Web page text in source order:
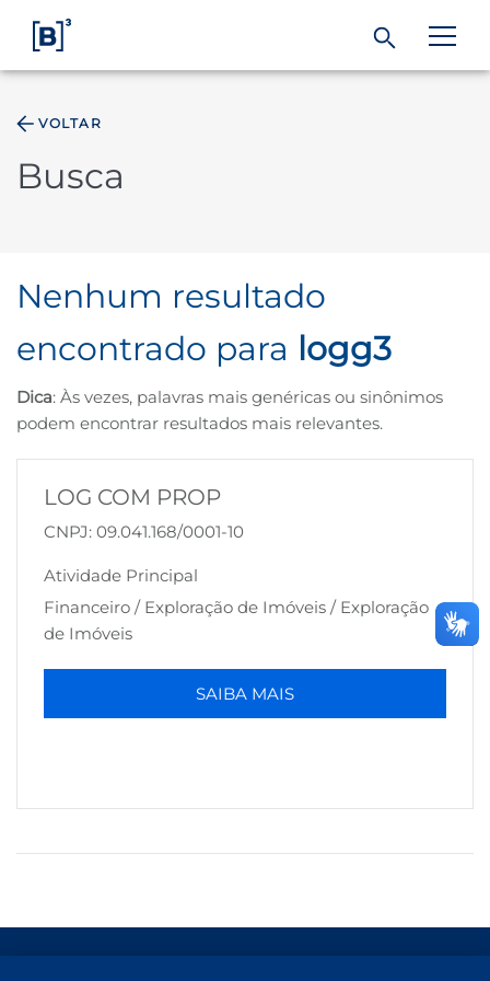
Soluções
Regulação
B3
VOLTAR
Busca
Nenhum resultado
encontrado para logg3
Dica: Às vezes, palavras mais genéricas ou sinônimos
podem encontrar resultados mais relevantes.
LOG COM PROP
CNPJ: 09.041.168/0001-10
Atividade Principal
Financeiro / Exploração de Imóveis / Exploração
de Imóveis
SAIBA MAIS